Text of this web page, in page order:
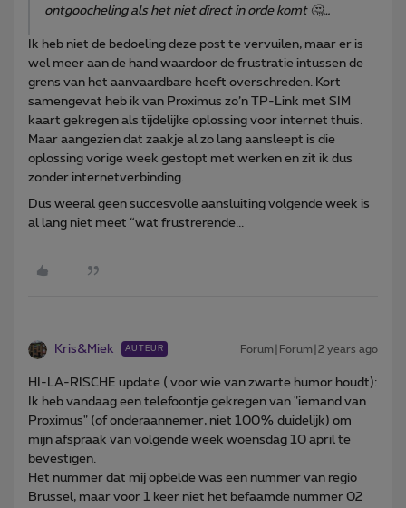
ontgoocheling als het niet direct in orde komt 🤔…
Ik heb niet de bedoeling deze post te vervuilen, maar er is
wel meer aan de hand waardoor de frustratie intussen de
grens van het aanvaardbare heeft overschreden. Kort
samengevat heb ik van Proximus zo’n TP-Link met SIM
kaart gekregen als tijdelijke oplossing voor internet thuis.
Maar aangezien dat zaakje al zo lang aansleept is die
oplossing vorige week gestopt met werken en zit ik dus
zonder internetverbinding.
Dus weeral geen succesvolle aansluiting volgende week is
al lang niet meet “wat frustrerende...
Kris&Miek AUTEUR Forum|Forum|2 years ago
HI-LA-RISCHE update ( voor wie van zwarte humor houdt):
Ik heb vandaag een telefoontje gekregen van "iemand van
Proximus" (of onderaannemer, niet 100% duidelijk) om
mijn afspraak van volgende week woensdag 10 april te
bevestigen.
Het nummer dat mij opbelde was een nummer van regio
Brussel, maar voor 1 keer niet het befaamde nummer 02